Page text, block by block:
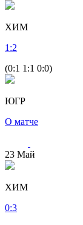
ХИМ
1 :2
(0:1 1:1 0:0)
ЮГР
О матче
23 Май
ХИМ
0:3